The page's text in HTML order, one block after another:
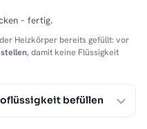
– fertig.
Heizkörper bereits gefüllt: vor
, damit keine Flüssigkeit
befüllen